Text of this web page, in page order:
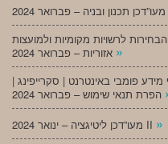
לרשויות מקומיות ולמועצות
»
מידע פומבי באינטרנט | סקרייפינג |
מעו”דכן ליטיגציה – ינואר 2024 II »